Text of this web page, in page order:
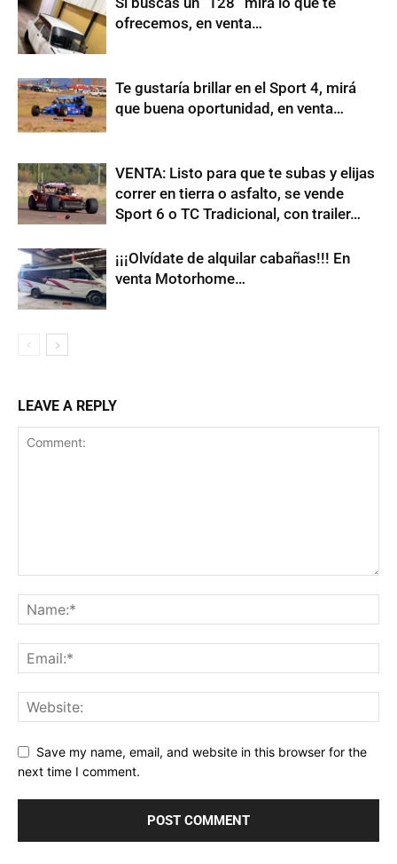
ofrecemos, en venta…
Te gustaría brillar en el Sport 4, mirá
que buena oportunidad, en venta…
VENTA: Listo para que te subas y elijas
correr en tierra o asfalto, se vende
Sport 6 o TC Tradicional, con trailer…
¡¡¡Olvídate de alquilar cabañas!!! En
venta Motorhome…
LEAVE A REPLY
Save my name, email, and website in this browser for the
next time I comment.